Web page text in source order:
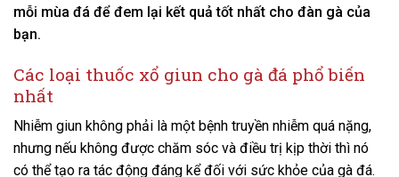
mỗi mùa đá để đem lại kết quả tốt nhất cho đàn gà của
bạn.
Các loại thuốc xổ giun cho gà đá phổ biến
nhất
Nhiễm giun không phải là một bệnh truyền nhiễm quá nặng,
nhưng nếu không được chăm sóc và điều trị kịp thời thì nó
có thể tạo ra tác động đáng kể đối với sức khỏe của gà đá.